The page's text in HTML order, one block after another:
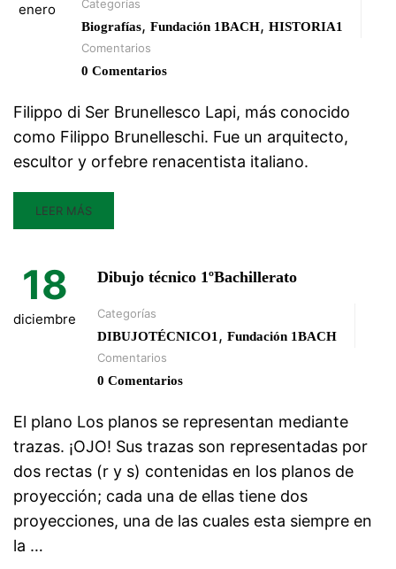
enero
Categorías
Biografías, Fundación 1BACH, HISTORIA1
Comentarios
0 Comentarios
Filippo di Ser Brunellesco Lapi, más conocido
como Filippo Brunelleschi. Fue un arquitecto,
escultor y orfebre renacentista italiano.
LEER MÁS
18
diciembre
Dibujo técnico 1ºBachillerato
Categorías
DIBUJOTÉCNICO1, Fundación 1BACH
Comentarios
0 Comentarios
El plano Los planos se representan mediante
trazas. ¡OJO! Sus trazas son representadas por
dos rectas (r y s) contenidas en los planos de
proyección; cada una de ellas tiene dos
proyecciones, una de las cuales esta siempre en
la …